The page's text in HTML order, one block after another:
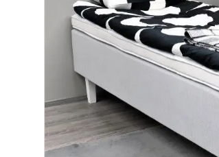
Säätösängyt
Petauspatjat
Sängyn päädyt
Sängyn rungot
Kerros- ja parvisängyt